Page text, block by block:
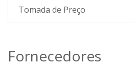
Tomada de Preço
Fornecedores